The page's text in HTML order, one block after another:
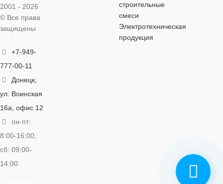
2001 - 2026
© Все права
защищены
+7-949-
777-00-11
Донецк,
ул. Воинская
16а, офис 12
пн-пт:
8:00-16:00,
сб: 09:00-
14:00
строительные
смеси
Электротехническая
продукция